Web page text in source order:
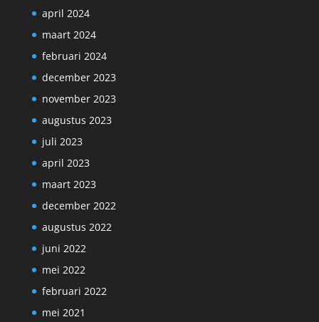
april 2024
maart 2024
februari 2024
december 2023
november 2023
augustus 2023
juli 2023
april 2023
maart 2023
december 2022
augustus 2022
juni 2022
mei 2022
februari 2022
mei 2021